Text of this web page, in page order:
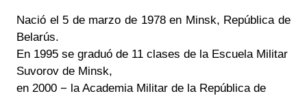
Nació el 5 de marzo de 1978 en Minsk, República de
Belarús.
En 1995 se graduó de 11 clases de la Escuela Militar
Suvorov de Minsk,
en 2000 − la Academia Militar de la República de